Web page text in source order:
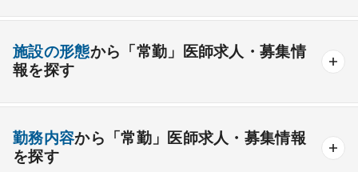
消化器外科
整形外科 形成外科 美容外科
その他
開業支援あり
外来のみの勤務可能 給与インセンティブ制度あり
夜間当直なしの勤務可
施設の形態から「常勤」医師求人・募集情
報を探す
療養＋精神
勤務内容から「常勤」医師求人・募集情報
を探す